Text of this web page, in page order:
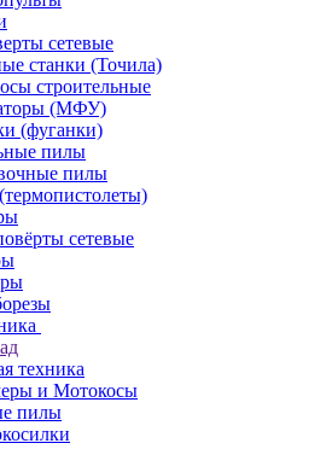
сетевые
станки (Точила)
строительные
(МФУ)
(фуганки)
пилы
пилы
сетевые
техника
и Мотокосы
пилы